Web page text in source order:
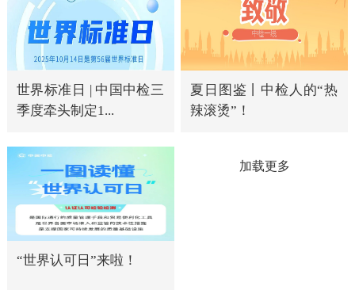
世界标准日 | 中国中检三
季度牵头制定1...
夏日图鉴丨中检人的“热
辣滚烫”！
“世界认可日”来啦！
加载更多